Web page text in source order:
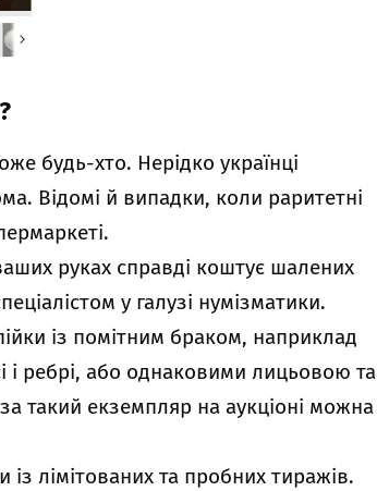
будь-хто. Нерідко українці
Відомі й випадки, коли раритетні
руках справді коштує шалених
у галузі нумізматики.
із помітним браком, наприклад
і ребрі, або однаковими лицьовою та
такий екземпляр на аукціоні можна
лімітованих та пробних тиражів.